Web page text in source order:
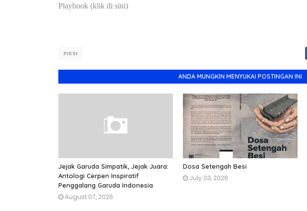
Playbook (klik di sini)
FIKSI
ANDA MUNGKIN MENYUKAI POSTINGAN INI
Jejak Garuda Simpatik, Jejak Juara:
Antologi Cerpen Inspiratif
Penggalang Garuda Indonesia
August 07, 2026
Dosa Setengah Besi
July 03, 2026